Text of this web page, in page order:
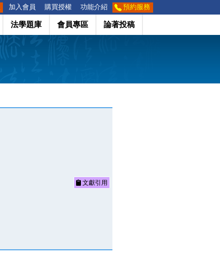
加入會員 購買授權 功能介紹 預約服務
法學題庫 會員專區 論著投稿
文獻引用